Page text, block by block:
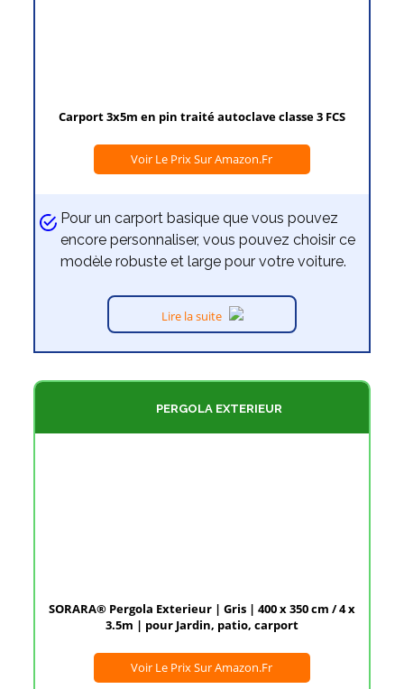
Carport 3x5m en pin traité autoclave classe 3 FCS
Voir Le Prix Sur Amazon.fr
Pour un carport basique que vous pouvez
encore personnaliser, vous pouvez choisir ce
modèle robuste et large pour votre voiture.
Lire la suite
PERGOLA EXTERIEUR
SORARA® Pergola Exterieur | Gris | 400 x 350 cm / 4 x
3.5m | pour Jardin, patio, carport
Voir Le Prix Sur Amazon.fr